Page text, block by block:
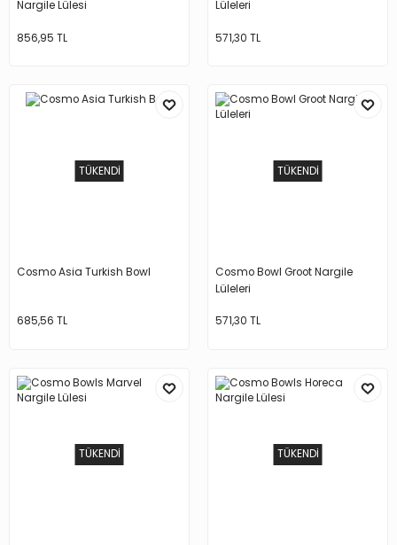
Nargile Lülesi
856,95 TL
Lüleleri
571,30 TL
TÜKENDİ
Cosmo Asia Turkish Bowl
685,56 TL
TÜKENDİ
Cosmo Bowl Groot Nargile
Lüleleri
571,30 TL
TÜKENDİ TÜKENDİ